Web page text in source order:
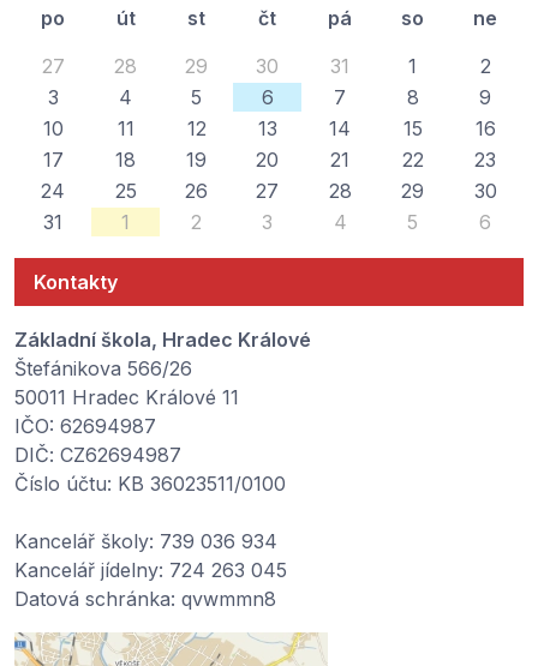
po út st čt pá so
ne
27
28 29 30 31 1
2
3
4 5 6 7 8
9
10
11 12 13 14 15
16
17
18 19 20 21 22
23
24
25 26 27 28 29
30
31
1 2 3 4 5 6
Kontakty
Základní škola, Hradec Králové
Štefánikova 566/26
50011 Hradec Králové 11
IČO: 62694987
DIČ: CZ62694987
Číslo účtu: KB 36023511/0100
Kancelář školy: 739 036 934
Kancelář jídelny: 724 263 045
Datová schránka: qvwmmn8